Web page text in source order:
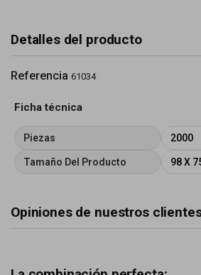
Detalles del producto
Referencia 61034
Ficha técnica
Piezas 2000
Tamaño Del Producto 98 X
Opiniones de nuestros